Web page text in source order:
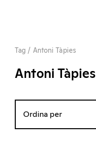
Tag / Antoni Tàpies
Antoni Tàpies
Ordina per